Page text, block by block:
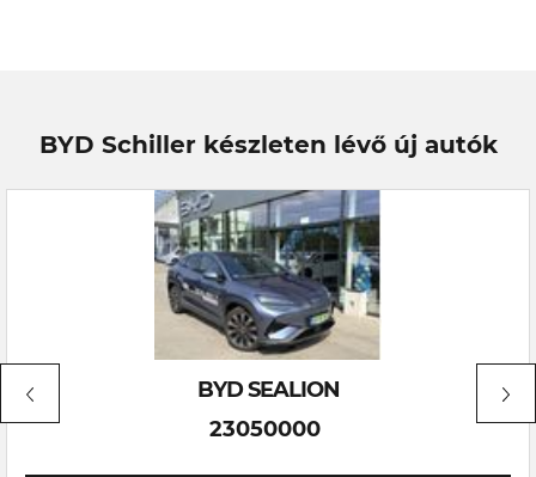
BYD Schiller készleten lévő új autók
BYD SEALION
23050000